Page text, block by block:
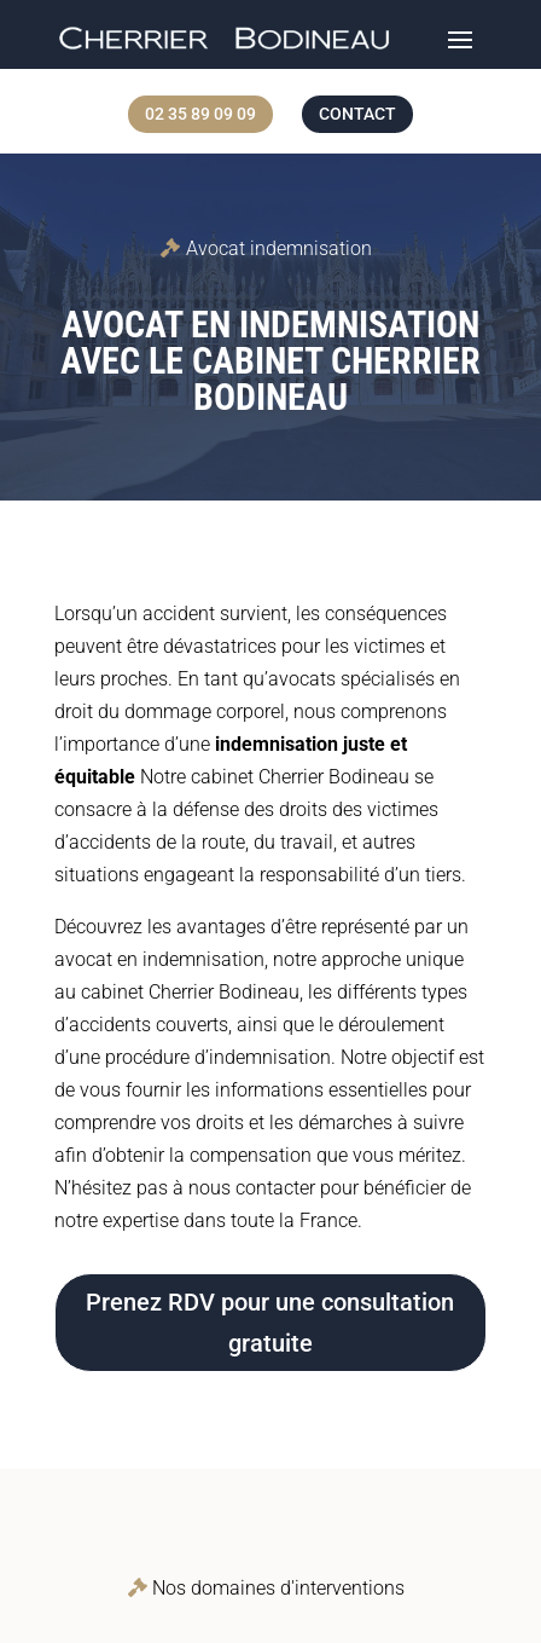
02 35 89 09 09 CONTACT
Avocat indemnisation
AVOCAT EN INDEMNISATION
AVEC LE CABINET CHERRIER
BODINEAU
Lorsqu’un accident survient, les conséquences
peuvent être dévastatrices pour les victimes et
leurs proches. En tant qu’avocats spécialisés en
droit du dommage corporel, nous comprenons
l’importance d’une indemnisation juste et
équitableNotre cabinet Cherrier Bodineau se
consacre à la défense des droits des victimes
d’accidents de la route, du travail, et autres
situations engageant la responsabilité d’un tiers.
Découvrez les avantages d’être représenté par un
avocat en indemnisation, notre approche unique
au cabinet Cherrier Bodineau, les différents types
d’accidents couverts, ainsi que le déroulement
d’une procédure d’indemnisation. Notre objectif est
de vous fournir les informations essentielles pour
comprendre vos droits et les démarches à suivre
afin d’obtenir la compensation que vous méritez.
N’hésitez pas à nous contacter pour bénéficier de
notre expertise dans toute la France.
Prenez RDV pour une consultation
gratuite
Nos domaines d'interventions